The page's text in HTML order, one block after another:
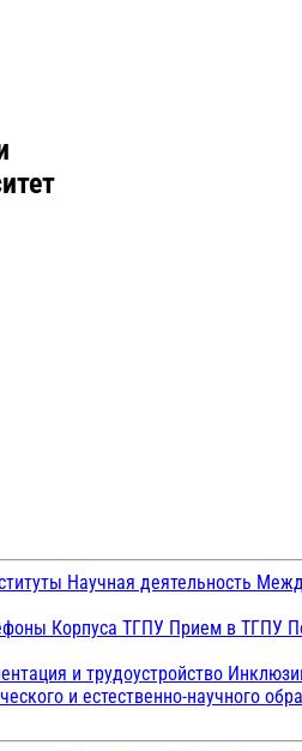
Научная деятельность
Корпуса ТГПУ Прием в ТГПУ
и трудоустройство
и естественно-научного